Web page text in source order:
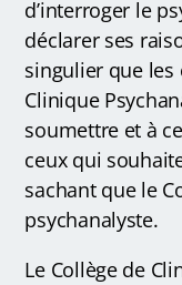
d’interroger le
déclarer ses
singulier que les
Clinique
soumettre et à
ceux qui
sachant que le
psychanalyste.
Le Collège de